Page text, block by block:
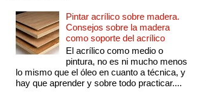
Pintar acrílico sobre madera.
Consejos sobre la madera
como soporte del acrílico
El acrílico como medio o
pintura, no es ni mucho menos
lo mismo que el óleo en cuanto a técnica, y
hay que aprender y sobre todo practicar....